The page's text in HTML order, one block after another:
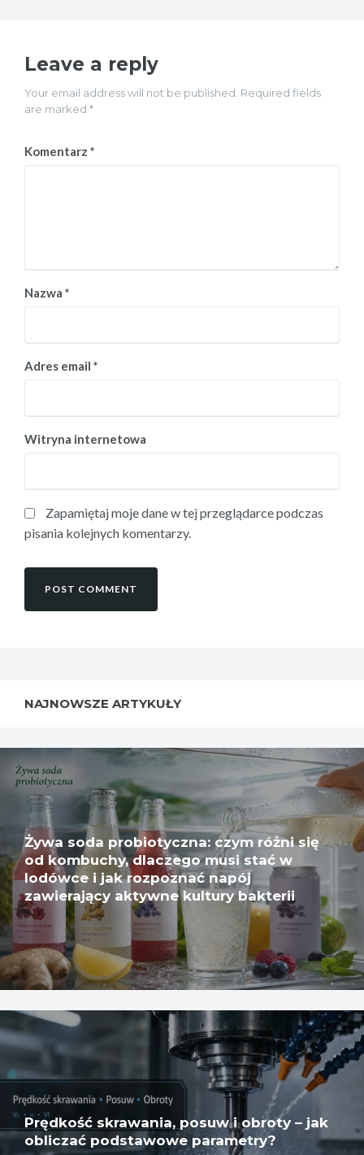
Leave a reply
Your email address will not be published. Required fields
are marked *
Komentarz *
Nazwa *
Adres email *
Witryna internetowa
Zapamiętaj moje dane w tej przeglądarce podczas
pisania kolejnych komentarzy.
NAJNOWSZE ARTYKUŁY
Żywa soda probiotyczna: czym różni się
od kombuchy, dlaczego musi stać w
lodówce i jak rozpoznać napój
zawierający aktywne kultury bakterii
Prędkość skrawania, posuw i obroty – jak
obliczać podstawowe parametry?